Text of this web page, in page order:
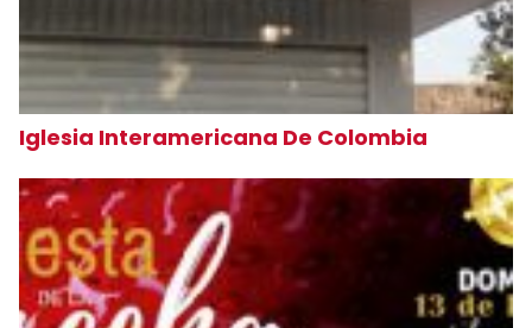
Iglesia Interamericana De Colombia